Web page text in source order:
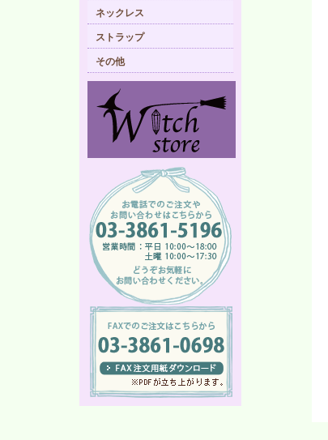
ネックレス
ストラップ
その他